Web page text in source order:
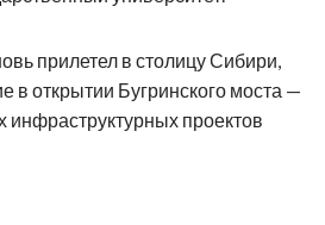
прилетел в столицу Сибири,
в открытии Бугринского моста —
инфраструктурных проектов